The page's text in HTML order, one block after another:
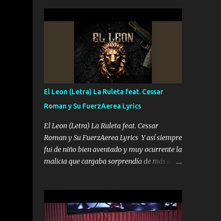
conciertos más que llenar Se mueven solo
por el interés P...
inteligente junto con su hermano el TRES
blindado el Estado tiene andan ESPERANDO
al UNO QUE PRONTO ESTARÁ PRESENTE
Que no falten las bucanas ni tampoco las
mujeres porque es platica de grandes por eso
hay que estar alegres doy las instrucciones
para atender los deberes Música Si es que
salta algún problema de confianza tengo
gente ahí está el Hombre Cuarenta y
también Pariente 7 arreglan cualquier
problema no más es cuestión que ordené
NOS HACE FALTA UN HERMANO DE CLAVE
SIEMPRE VIO POR LA FAMILIA PARA QUE
SIGA EL LEGADO Es el DOS de los
HERMANOS un cerebro inteligente y com...
El Leon (Letra) La Ruleta feat. Cessar
Roman y Su FuerzAerea Lyrics
El Leon (Letra) La Ruleta feat. Cessar
Roman y Su FuerzAerea Lyrics Y así siempre
fui de niño bien aventado y muy ocurrente la
malicia que cargaba sorprendía de más a la
Tranquilo me la navego ando en lo mío sin